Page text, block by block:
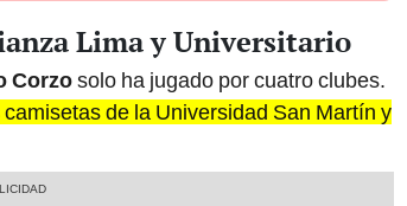
Lima y Universitario
Corzosolo ha jugado por cuatro clubes.
de la Universidad San Martín y